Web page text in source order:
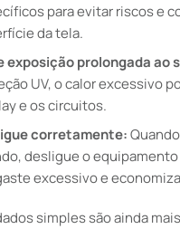
para evitar riscos e
da tela.
exposição prolongada ao
UV, o calor excessivo
e os circuitos.
corretamente:
desligue o
excessivo e
simples são ainda